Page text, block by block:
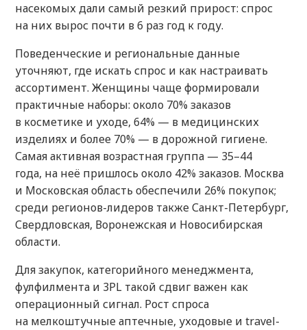
насекомых дали самый резкий прирост: спрос
на них вырос почти в 6 раз год к году.
Поведенческие и региональные данные
уточняют, где искать спрос и как настраивать
ассортимент. Женщины чаще формировали
практичные наборы: около 70% заказов
в косметике и уходе, 64% — в медицинских
изделиях и более 70% — в дорожной гигиене.
Самая активная возрастная группа — 35–44
года, на неё пришлось около 42% заказов. Москва
и Московская область обеспечили 26% покупок;
среди регионов-лидеров также Санкт-Петербург,
Свердловская, Воронежская и Новосибирская
области.
Для закупок, категорийного менеджмента,
фулфилмента и 3PL такой сдвиг важен как
операционный сигнал. Рост спроса
на мелкоштучные аптечные, уходовые и travel-